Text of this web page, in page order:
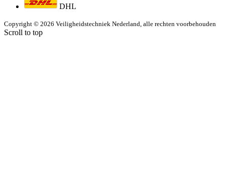
DHL
Copyright © 2026 Veiligheidstechniek Nederland, alle rechten voorbehouden
Scroll to top